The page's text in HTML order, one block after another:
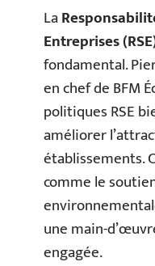
La
Entreprises
fondamental.
en chef de BFM
politiques RSE
améliorer
établissements.
comme le
une main-
engagée.